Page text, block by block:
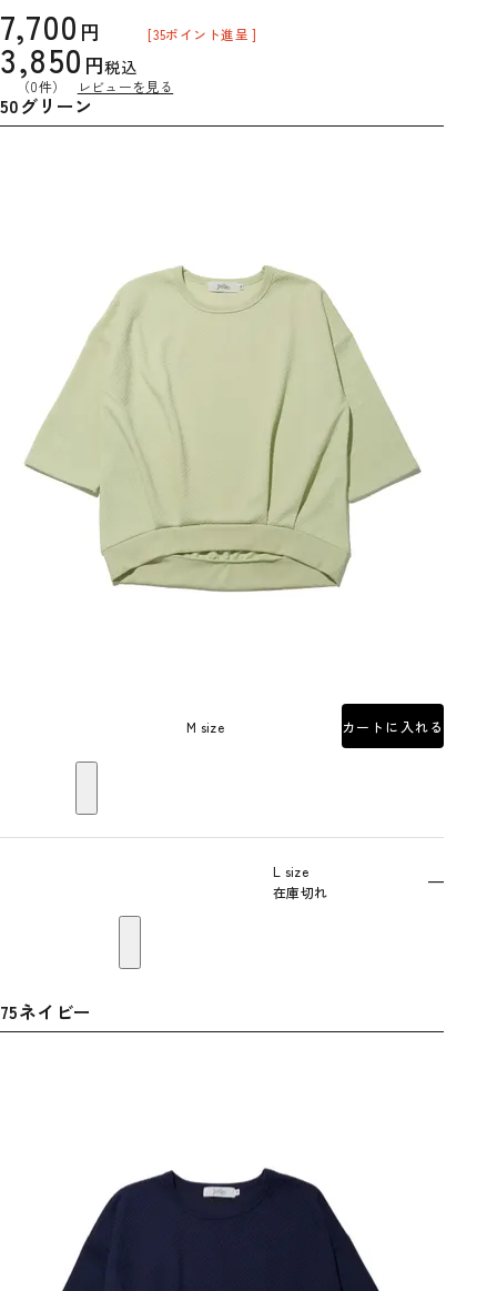
7,700
3,850 税込
[35ポイント進呈 ]
（0件） レビューを見る
50グリーン
M size カートに入れる
L size
在庫切れ
—
75ネイビー